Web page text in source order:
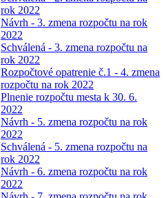
rok 2022
Návrh - 3. zmena rozpočtu na rok
2022
Schválená - 3. zmena rozpočtu na
rok 2022
Rozpočtové opatrenie č.1 - 4. zmena
rozpočtu na rok 2022
Plnenie rozpočtu mesta k 30. 6.
2022
Návrh - 5. zmena rozpočtu na rok
2022
Schválená - 5. zmena rozpočtu na
rok 2022
Návrh - 6. zmena rozpočtu na rok
2022